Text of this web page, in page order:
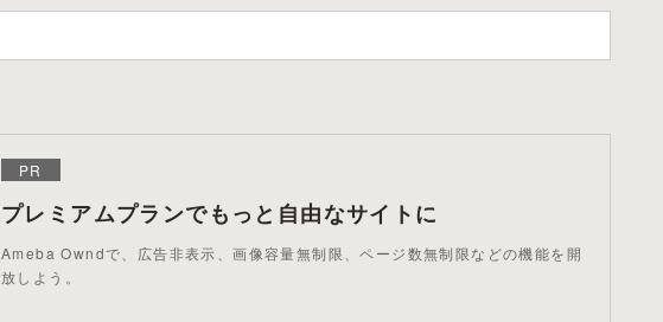
PR
プレミアムプランでもっと自由なサイトに
Ameba Owndで、広告非表示、画像容量無制限、ページ数無制限などの機能を開
放しよう。